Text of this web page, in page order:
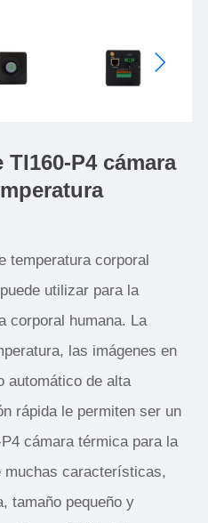
P4 cámara
temperatura corporal
utilizar para la
corporal humana. La
las imágenes en
automático de alta
rápida le permiten ser un
cámara térmica para la
muchas características,
tamaño pequeño y